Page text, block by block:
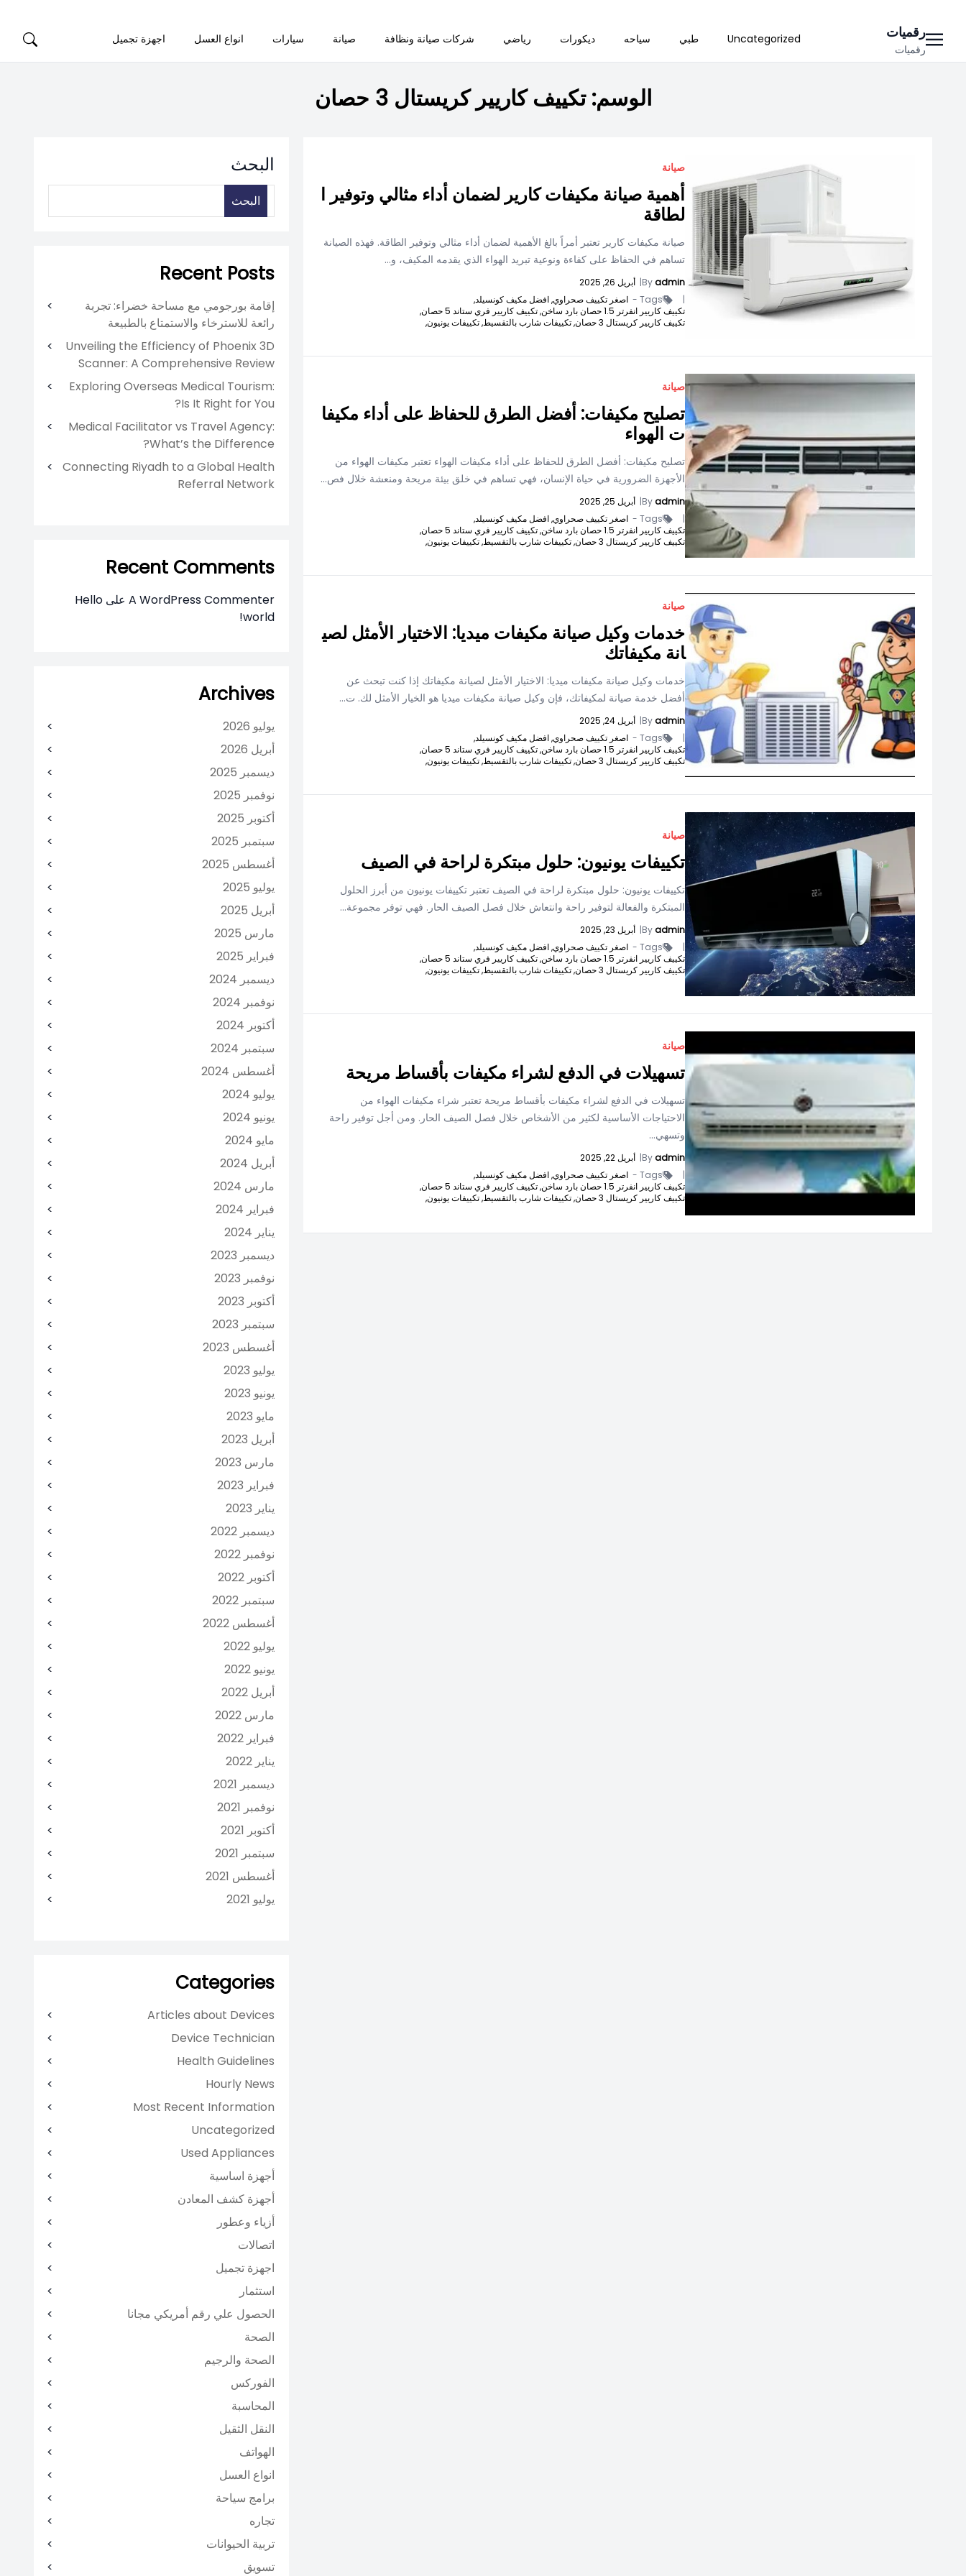
content
رقميات
رقميات
Uncategorized طبي سياحه ديكورات رياضي شركات صيانة ونظافة صيانة سيارات انواع العسل اجهزة تجميل
الوسم:تكييف كاريير كريستال 3 حصان
صيانة
أهمية صيانة مكيفات كارير لضمان أداء مثالي وتوفير ا
لطاقة
صيانة مكيفات كارير تعتبر أمراً بالغ الأهمية لضمان أداء مثالي وتوفير الطاقة. فهذه الصيانة
تساهم في الحفاظ على كفاءة ونوعية تبريد الهواء الذي يقدمه المكيف، و...
Byadmin
| أبريل 26, 2025
|
Tags - اصغر تكييف صحراوي,افضل مكيف كونسيلد,
تكييف كاريير انفرتر 1.5 حصان بارد ساخن,
تكييف كاريير فري ستاند 5 حصان,
تكييف كاريير كريستال 3 حصان,
تكييفات شارب بالتقسيط,تكييفات يونيون,
صيانة
تصليح مكيفات: أفضل الطرق للحفاظ على أداء مكيفا
ت الهواء
تصليح مكيفات: أفضل الطرق للحفاظ على أداء مكيفات الهواء تعتبر مكيفات الهواء من
الأجهزة الضرورية في حياة الإنسان، فهي تساهم في خلق بيئة مريحة ومنعشة خلال فص...
Byadmin
| أبريل 25, 2025
|
Tags - اصغر تكييف صحراوي,افضل مكيف كونسيلد,
تكييف كاريير انفرتر 1.5 حصان بارد ساخن,
تكييف كاريير فري ستاند 5 حصان,
تكييف كاريير كريستال 3 حصان,
تكييفات شارب بالتقسيط,تكييفات يونيون,
صيانة
خدمات وكيل صيانة مكيفات ميديا: الاختيار الأمثل لصي
انة مكيفاتك
خدمات وكيل صيانة مكيفات ميديا: الاختيار الأمثل لصيانة مكيفاتك إذا كنت تبحث عن
أفضل خدمة صيانة لمكيفاتك، فإن وكيل صيانة مكيفات ميديا هو الخيار الأمثل لك. ت...
Byadmin
| أبريل 24, 2025
|
Tags - اصغر تكييف صحراوي,افضل مكيف كونسيلد,
تكييف كاريير انفرتر 1.5 حصان بارد ساخن,
تكييف كاريير فري ستاند 5 حصان,
تكييف كاريير كريستال 3 حصان,
تكييفات شارب بالتقسيط,تكييفات يونيون,
صيانة
تكييفات يونيون: حلول مبتكرة لراحة في الصيف
تكييفات يونيون: حلول مبتكرة لراحة في الصيف تعتبر تكييفات يونيون من أبرز الحلول
المبتكرة والفعالة لتوفير راحة وانتعاش خلال فصل الصيف الحار. فهي توفر مجموعة...
Byadmin
| أبريل 23, 2025
|
Tags - اصغر تكييف صحراوي,افضل مكيف كونسيلد,
تكييف كاريير انفرتر 1.5 حصان بارد ساخن,
تكييف كاريير فري ستاند 5 حصان,
تكييف كاريير كريستال 3 حصان,
تكييفات شارب بالتقسيط,تكييفات يونيون,
صيانة
تسهيلات في الدفع لشراء مكيفات بأقساط مريحة
تسهيلات في الدفع لشراء مكيفات بأقساط مريحة تعتبر شراء مكيفات الهواء من
الاحتياجات الأساسية لكثير من الأشخاص خلال فصل الصيف الحار. ومن أجل توفير راحة
وتسهي...
Byadmin
| أبريل 22, 2025
|
Tags - اصغر تكييف صحراوي,افضل مكيف كونسيلد,
تكييف كاريير انفرتر 1.5 حصان بارد ساخن,
تكييف كاريير فري ستاند 5 حصان,
تكييف كاريير كريستال 3 حصان,
تكييفات شارب بالتقسيط,تكييفات يونيون,
البحث
البحث
Recent Posts
إقامة بورجومي مع مساحة خضراء: تجربة
رائعة للاسترخاء والاستمتاع بالطبيعة
Unveiling the Efficiency of Phoenix 3D
Scanner: A Comprehensive Review
Exploring Overseas Medical Tourism:
Is It Right for You?
Medical Facilitator vs Travel Agency:
What’s the Difference?
Connecting Riyadh to a Global Health
Referral Network
Recent Comments
A WordPress Commenter على Hello
world!
Archives
يوليو 2026
أبريل 2026
ديسمبر 2025
نوفمبر 2025
أكتوبر 2025
سبتمبر 2025
أغسطس 2025
يوليو 2025
أبريل 2025
مارس 2025
فبراير 2025
ديسمبر 2024
نوفمبر 2024
أكتوبر 2024
سبتمبر 2024
أغسطس 2024
يوليو 2024
يونيو 2024
مايو 2024
أبريل 2024
مارس 2024
فبراير 2024
يناير 2024
ديسمبر 2023
نوفمبر 2023
أكتوبر 2023
سبتمبر 2023
أغسطس 2023
يوليو 2023
يونيو 2023
مايو 2023
أبريل 2023
مارس 2023
فبراير 2023
يناير 2023
ديسمبر 2022
نوفمبر 2022
أكتوبر 2022
سبتمبر 2022
أغسطس 2022
يوليو 2022
يونيو 2022
أبريل 2022
مارس 2022
فبراير 2022
يناير 2022
ديسمبر 2021
نوفمبر 2021
أكتوبر 2021
سبتمبر 2021
أغسطس 2021
يوليو 2021
Categories
Articles about Devices
Device Technician
Health Guidelines
Hourly News
Most Recent Information
Uncategorized
Used Appliances
أجهزة اساسية
أجهزة كشف المعادن
أزياء وعطور
اتصالات
اجهزة تجميل
استثمار
الحصول علي رقم أمريكي مجانا
الصحة
الصحة والرجيم
الفوركس
المحاسبة
النقل الثقيل
الهواتف
انواع العسل
برامج سياحة
تجاره
تربية الحيوانات
تسويق